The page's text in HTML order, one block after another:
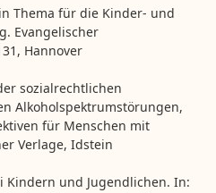
Thema für die Kinder- und
Evangelischer
Hannover
sozialrechtlichen
Alkoholspektrumstörungen,
für Menschen mit
Verlage, Idstein
Kindern und Jugendlichen. In: